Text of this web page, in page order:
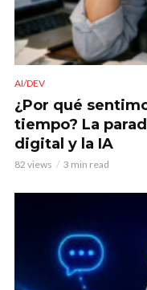
AI/DEV
¿Por qué
tiempo? La
digital y la IA
82 views 3 min read